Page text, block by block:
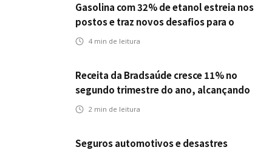
Gasolina com 32% de etanol estreia nos
postos e traz novos desafios para o
setor de seguros automotivos
4 min de leitura
Receita da Bradsaúde cresce 11% no
segundo trimestre do ano, alcançando
R$ 14 bi
2 min de leitura
Seguros automotivos e desastres